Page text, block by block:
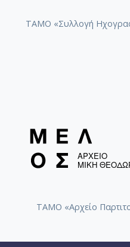
ΤΑΜΟ «Συλλογή
ΤΑΜΟ «Αρχείο